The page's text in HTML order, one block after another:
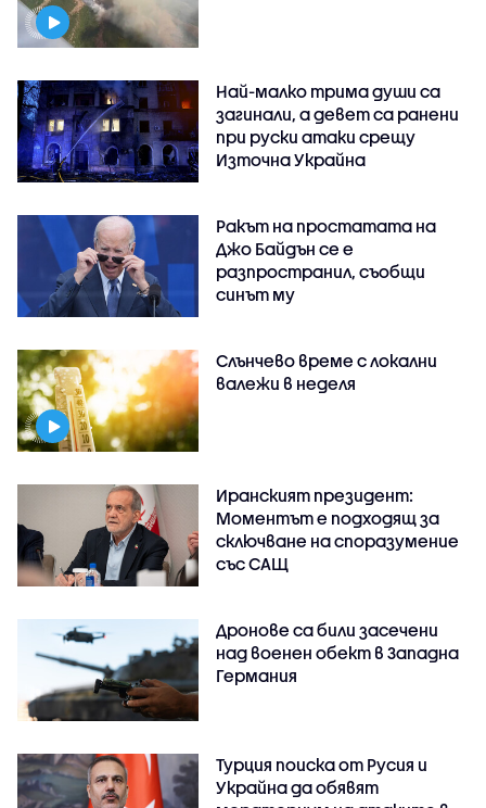
Най-малко трима души са
загинали, а девет са ранени
при руски атаки срещу
Източна Украйна
Ракът на простатата на
Джо Байдън се е
разпространил, съобщи
синът му
Слънчево време с локални
валежи в неделя
Иранският президент:
Моментът е подходящ за
сключване на споразумение
със САЩ
Дронове са били засечени
над военен обект в Западна
Германия
Турция поиска от Русия и
Украйна да обявят